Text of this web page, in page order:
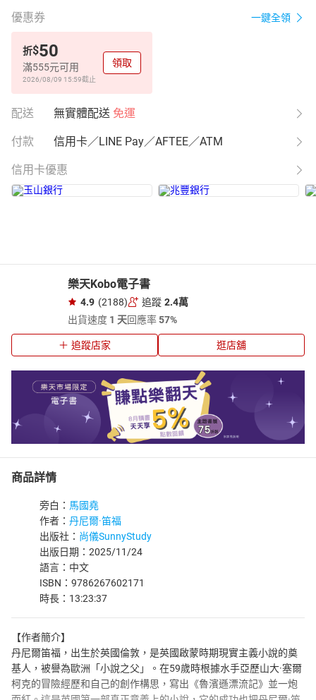
優惠券 一鍵全領
折$50
滿555元可用
2026/08/09 15:59截止
領取
配送 無實體配送 免運
付款 信用卡／LINE Pay／AFTEE／ATM
信用卡優惠
樂天Kobo電子書
4.9 (2188) 追蹤 2.4萬
出貨速度 1 天回應率57%
追蹤店家 逛店舖
商品詳情
旁白： 馬國堯
作者： 丹尼爾·笛福
出版社： 尚儀SunnyStudy
出版日期：2025/11/24
語言：中文
ISBN：9786267602171
時長：13:23:37
【作者簡介】
丹尼爾笛福，出生於英國倫敦，是英國啟蒙時期現實主義小說的奠
基人，被譽為歐洲「小說之父」。在59歲時根據水手亞歷山大·塞爾
柯克的冒險經歷和自己的創作構思，寫出《魯濱遜漂流記》並一炮